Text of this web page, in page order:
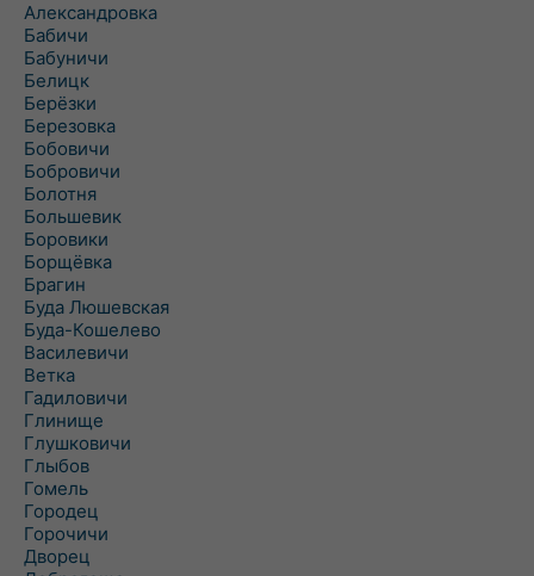
Александровка
Бабичи
Бабуничи
Белицк
Берёзки
Березовка
Бобовичи
Бобровичи
Болотня
Большевик
Боровики
Борщёвка
Брагин
Буда Люшевская
Буда-Кошелево
Василевичи
Ветка
Гадиловичи
Глинище
Глушковичи
Глыбов
Гомель
Городец
Горочичи
Дворец